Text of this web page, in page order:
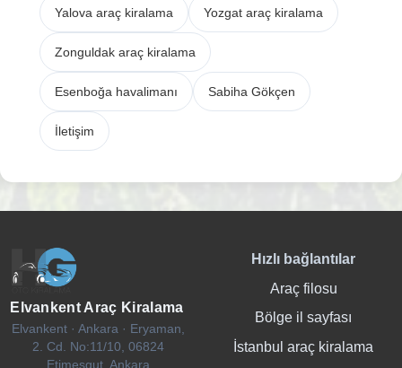
Yalova araç kiralama Yozgat araç kiralama
Zonguldak araç kiralama
Esenboğa havalimanı Sabiha Gökçen
İletişim
Elvankent Araç Kiralama
Elvankent · Ankara · Eryaman,
2. Cd. No:11/10, 06824
Etimesgut, Ankara
Hızlı bağlantılar
Araç filosu
Bölge il sayfası
İstanbul araç kiralama